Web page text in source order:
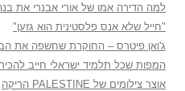
למה הדירה אמו של אורי אבנרי את
"חייל שלא אנס פלסטינית הוא גזען"
ג'ואן פיטרס – החוקרת שחשפה את
המפות שכל תלמיד ישראלי חייב להכיר
אוצר צילומים של PALESTINE הריקה